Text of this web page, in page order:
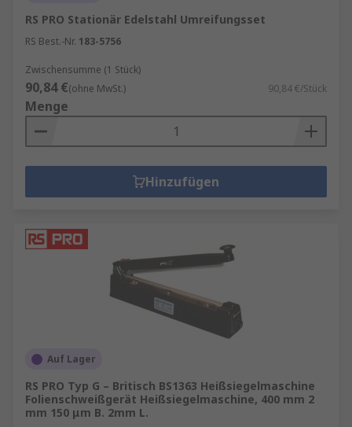
RS PRO Stationär Edelstahl Umreifungsset
RS Best.-Nr. 183-5756
Zwischensumme (1 Stück)
90,84 €(ohne MwSt.) 90,84 €/Stück
Menge
Hinzufügen
Auf Lager
RS PRO Typ G – Britisch BS1363 Heißsiegelmaschine
Folienschweißgerät Heißsiegelmaschine, 400 mm 2
mm 150 μm B. 2mm L.